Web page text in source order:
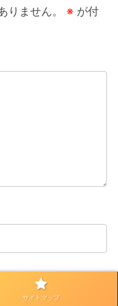
りません。 ※ が付
サイトマップ